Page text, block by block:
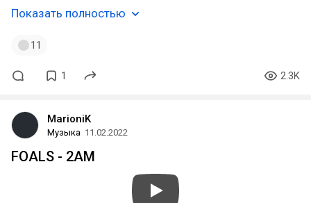
Показать полностью
11
1 2.3K
MarioniK
Музыка 11.02.2022
FOALS - 2AM